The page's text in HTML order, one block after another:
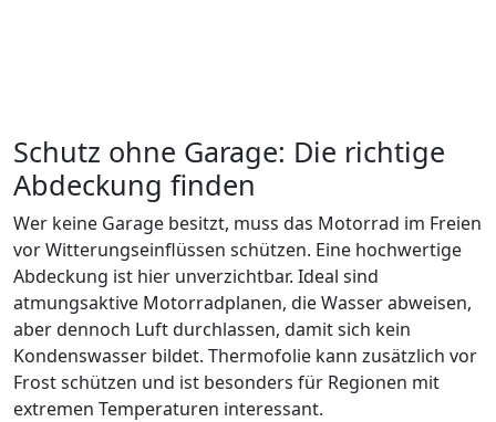
Schutz ohne Garage: Die richtige
Abdeckung finden
Wer keine Garage besitzt, muss das Motorrad im Freien
vor Witterungseinflüssen schützen. Eine hochwertige
Abdeckung ist hier unverzichtbar. Ideal sind
atmungsaktive Motorradplanen, die Wasser abweisen,
aber dennoch Luft durchlassen, damit sich kein
Kondenswasser bildet. Thermofolie kann zusätzlich vor
Frost schützen und ist besonders für Regionen mit
extremen Temperaturen interessant.